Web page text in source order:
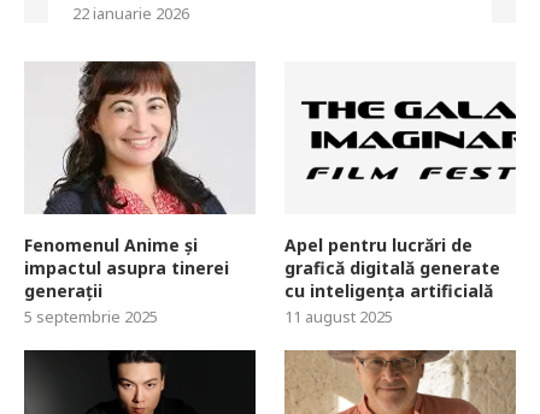
22 ianuarie 2026
Fenomenul Anime și
impactul asupra tinerei
generații
5 septembrie 2025
Apel pentru lucrări de
grafică digitală generate
cu inteligența artificială
11 august 2025